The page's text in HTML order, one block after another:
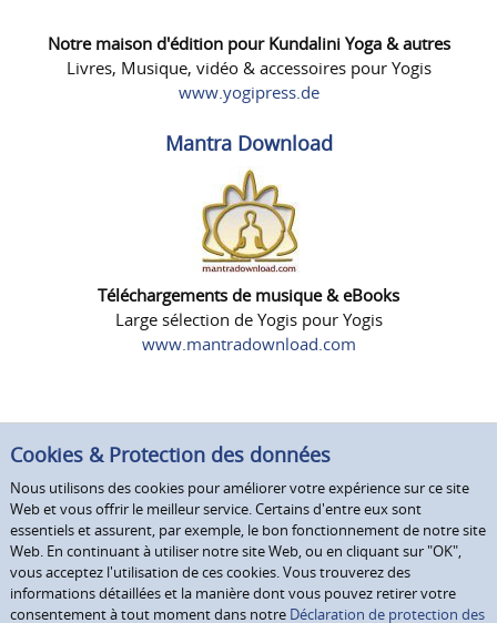
Notre maison d'édition pour Kundalini Yoga & autres
Livres, Musique, vidéo & accessoires pour Yogis
www.yogipress.de
Mantra Download
Téléchargements de musique & eBooks
Large sélection de Yogis pour Yogis
www.mantradownload.com
Cookies & Protection des données
Nous utilisons des cookies pour améliorer votre expérience sur ce site
Web et vous offrir le meilleur service. Certains d'entre eux sont
essentiels et assurent, par exemple, le bon fonctionnement de notre site
Web. En continuant à utiliser notre site Web, ou en cliquant sur "OK",
vous acceptez l'utilisation de ces cookies. Vous trouverez des
informations détaillées et la manière dont vous pouvez retirer votre
consentement à tout moment dans notre Déclaration de protection des